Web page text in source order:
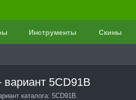
Инструменты Скины
5CD91B
каталога: 5CD91B.